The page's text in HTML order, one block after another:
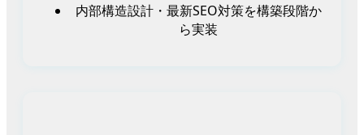
内部構造設計・最新SEO対策を構築段階か
ら実装